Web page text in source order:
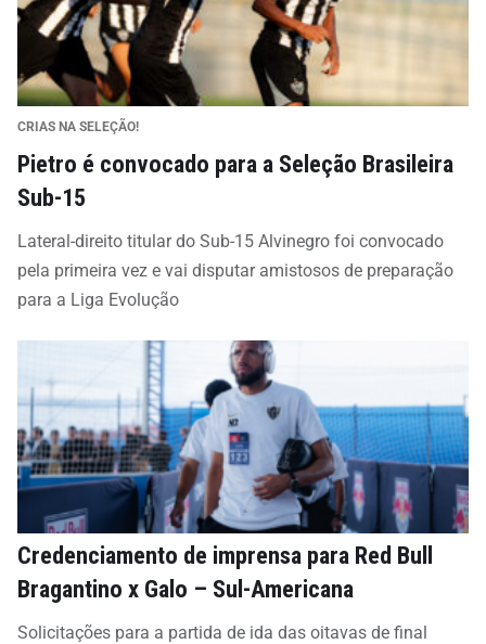
CRIAS NA SELEÇÃO!
Pietro é convocado para a Seleção Brasileira
Sub-15
Lateral-direito titular do Sub-15 Alvinegro foi convocado
pela primeira vez e vai disputar amistosos de preparação
para a Liga Evolução
Credenciamento de imprensa para Red Bull
Bragantino x Galo – Sul-Americana
Solicitações para a partida de ida das oitavas de final